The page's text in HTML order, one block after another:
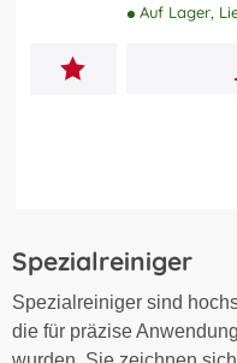
Auf Lager,
Spezialreiniger
Spezialreiniger sind
die für präzise